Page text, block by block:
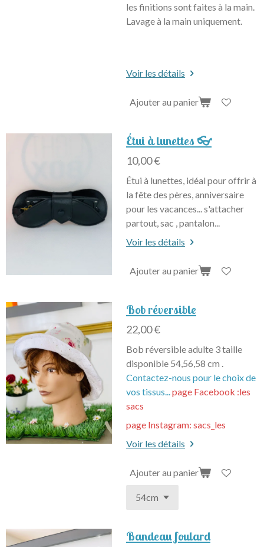
les finitions sont faites à la main.
Lavage à la main uniquement.
Voir les détails
Ajouter au panier
Étui à lunettes 👓
10,00 €
Étui à lunettes, idéal pour offrir à
la fête des pères, anniversaire
pour les vacances... s'attacher
partout, sac , pantalon...
Voir les détails
Ajouter au panier
Bob réversible
22,00 €
Bob réversible adulte 3 taille
disponible 54,56,58 cm .
Contactez-nous pour le choix de
vos tissus... page Facebook :les
sacs
page Instagram: sacs_les
Voir les détails
Ajouter au panier
Bandeau foulard